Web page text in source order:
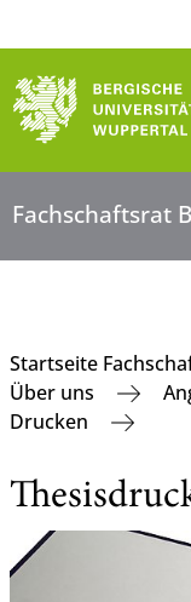
Fachschaftsrat
Startseite
Über uns
Drucken